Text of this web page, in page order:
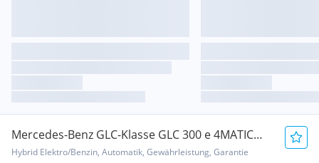
Mercedes-Benz GLC-Klasse GLC 300 e 4MATIC
*LED-HPS, Rückfahrkamera, Memor
Hybrid Elektro/Benzin, Automatik, Gewährleistung, Garantie